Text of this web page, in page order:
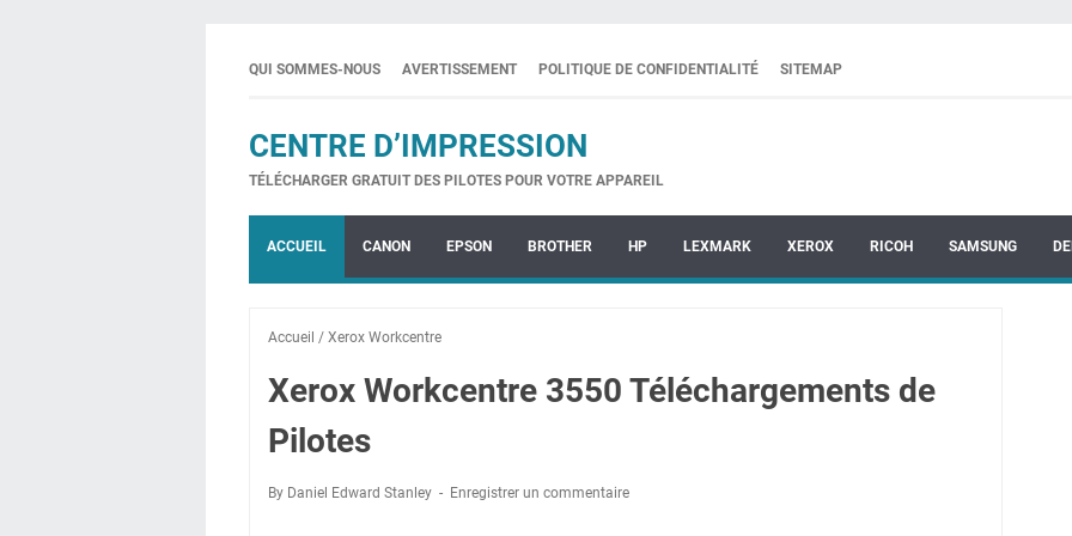
QUI SOMMES-NOUS AVERTISSEMENT POLITIQUE DE CONFIDENTIALITÉ SITEMAP
CENTRE D’IMPRESSION
TÉLÉCHARGER GRATUIT DES PILOTES POUR VOTRE APPAREIL
ACCUEIL CANON EPSON BROTHER HP LEXMARK XEROX RICOH SAMSUNG
Accueil / Xerox Workcentre
Xerox Workcentre 3550 Téléchargements de
Pilotes
By Daniel Edward Stanley Enregistrer un commentaire